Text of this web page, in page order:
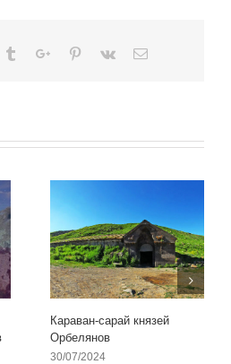
TumblrGoogle+Pinterest
Vk Email
Караван-сарай князей
Орбелянов
30/07/2024